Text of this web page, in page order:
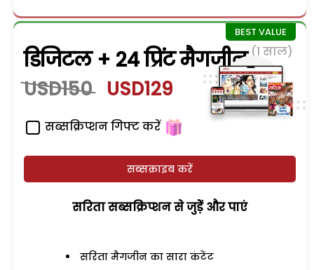
डिजिटल + 24 प्रिंट मैगजीन (1 साल)
USD150 USD129
सब्सक्रिप्शन गिफ्ट करें
सब्सक्राइब करें
सरिता सब्सक्रिप्शन से जुड़ेें और पाएं
सरिता मैगजीन का सारा कंटेंट